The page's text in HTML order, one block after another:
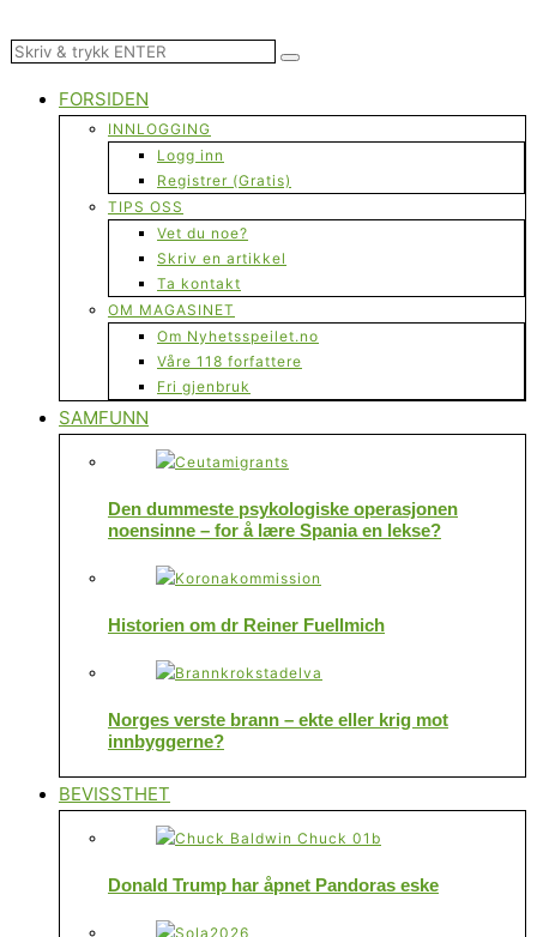
FORSIDEN
INNLOGGING
Logg inn
Registrer (Gratis)
TIPS OSS
Vet du noe?
Skriv en artikkel
Ta kontakt
OM MAGASINET
Om Nyhetsspeilet.no
Våre 118 forfattere
Fri gjenbruk
SAMFUNN
Den dummeste psykologiske operasjonen
noensinne – for å lære Spania en lekse?
Historien om dr Reiner Fuellmich
Norges verste brann – ekte eller krig mot
innbyggerne?
BEVISSTHET
Donald Trump har åpnet Pandoras eske